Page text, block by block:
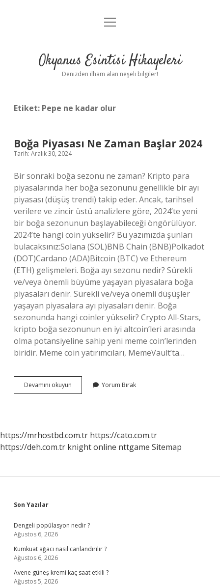
Anasayfa
Yasal Uyarı
menüyü
Okyanus Esintisi Hikayeleri
Denizden ilham alan neşeli bilgiler!
Etiket: Pepe ne kadar olur
Boğa Piyasası Ne Zaman Başlar 2024
Tarih: Aralık 30, 2024
Bir sonraki boğa sezonu ne zaman? Kripto para
piyasalarında her boğa sezonunu genellikle bir ayı
piyasası (düşüş trendi) takip eder. Ancak, tarihsel
verilere ve zincir üstü analizlere göre, 2024’te yeni
bir boğa sezonunun başlayabileceği öngörülüyor.
2024’te hangi coin yükselir? Bu yazımızda şunları
bulacaksınız:Solana (SOL)BNB Chain (BNB)Polkadot
(DOT)Cardano (ADA)Bitcoin (BTC) ve Ethereum
(ETH) gelişmeleri. Boğa ayı sezonu nedir? Sürekli
ve/veya önemli büyüme yaşayan piyasalara boğa
piyasaları denir. Sürekli ve/veya önemli düşüşler
yaşayan piyasalara ayı piyasaları denir. Boğa
sezonunda hangi coinler yükselir? Crypto All-Stars,
kripto boğa sezonunun en iyi altcoin’leri arasında
olma potansiyeline sahip yeni meme coin’lerinden
biridir. Meme coin yatırımcıları, MemeVault’ta…
Devamını okuyun
Piyasası
Yorum Bırak
https://mrhostbd.com.tr https://cato.com.tr
https://deh.com.tr knight online nttgame Sitemap
Sidebar
Son Yazılar
Dengeli popülasyon nedir ?
Ağustos 6, 2026
Kumkuat ağacı nasıl canlandırılır ?
Ağustos 6, 2026
Avene güneş kremi kaç saat etkili ?
Ağustos 5, 2026